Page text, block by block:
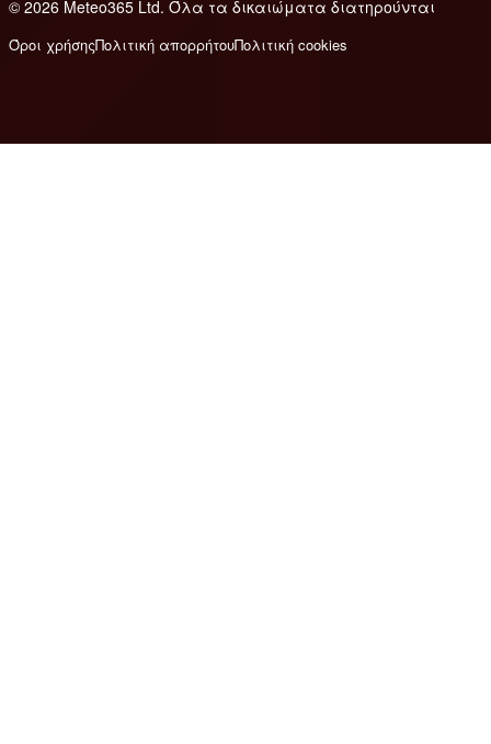
© 2026 Meteo365 Ltd. Όλα τα δικαιώματα διατηρούνται
Όροι χρήσηςΠολιτική απορρήτουΠολιτική cookies